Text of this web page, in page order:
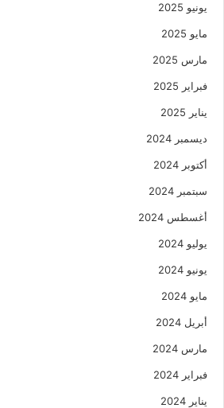
يونيو 2025
مايو 2025
مارس 2025
فبراير 2025
يناير 2025
ديسمبر 2024
أكتوبر 2024
سبتمبر 2024
أغسطس 2024
يوليو 2024
يونيو 2024
مايو 2024
أبريل 2024
مارس 2024
فبراير 2024
يناير 2024